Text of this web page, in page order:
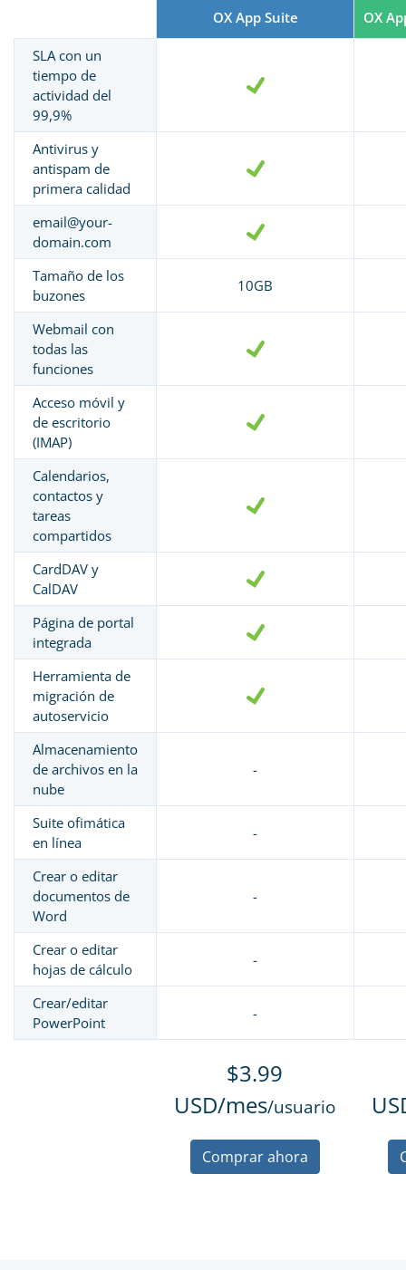
OX App Suite OX
SLA con un
tiempo de
actividad del
99,9%
Antivirus y
antispam de
primera calidad
email@your-
domain.com
Tamaño de los
buzones
10GB
Webmail con
todas las
funciones
Acceso móvil y
de escritorio
(IMAP)
Calendarios,
contactos y
tareas
compartidos
CardDAV y
CalDAV
Página de portal
integrada
Herramienta de
migración de
autoservicio
Almacenamiento
de archivos en la
nube
-
Suite ofimática
en línea
-
Crear o editar
documentos de
Word
-
Crear o editar
hojas de cálculo
-
Crear/editar
PowerPoint
-
$3.99
USD/mes/usuario
Comprar ahora